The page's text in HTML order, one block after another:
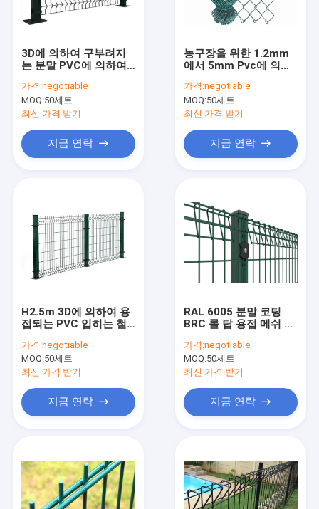
연락처
돌망태 메쉬 바구니
아연 도금 돌망태 상자
아연 도금 톱니 모양 바 격자
일반 바 격자
임시 건설 울타리 패널
PVC 코팅 철망 울타리
안티 등반 메쉬 울타리
유리 섬유 와이어 메쉬
3D에 의하여 구부려지
는 분말 PVC에 의하여
하여 직류 전기를 통하
는 200×65mm 4.5mm
가격:negotiable
MOQ:50세트
최신 가격 받기
지금 연락
농구장을 위한 1.2mm
에서 5mm Pvc에 의하
메시 6m 사이클론 철사
담
가격:negotiable
MOQ:50세트
최신 가격 받기
지금 연락
H2.5m 3D에 의하여 용
접되는 PVC 입히는 철
60x60x1.5mm 녹색을
깝니다
가격:negotiable
MOQ:50세트
최신 가격 받기
지금 연락
RAL 6005 분말 코팅
BRC 롤 탑 용접 메쉬 울
가격:negotiable
MOQ:50세트
최신 가격 받기
지금 연락